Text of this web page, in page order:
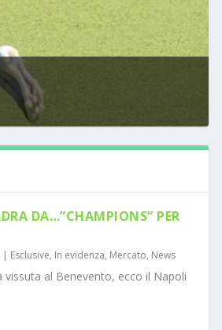
DA…”CHAMPIONS” PER
| Esclusive, In evidenza, Mercato, News
vissuta al Benevento, ecco il Napoli